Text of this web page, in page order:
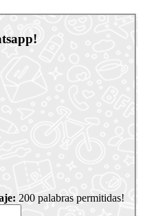
200 palabras permitidas!